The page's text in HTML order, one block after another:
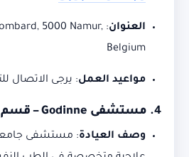
العنوان:
5000 Namur,
Belgium
مواعيد العمل: يرجى الاتصال
4. مستشفى Godinne – قسم الطب النفسي
وصف العيادة: مستشفى